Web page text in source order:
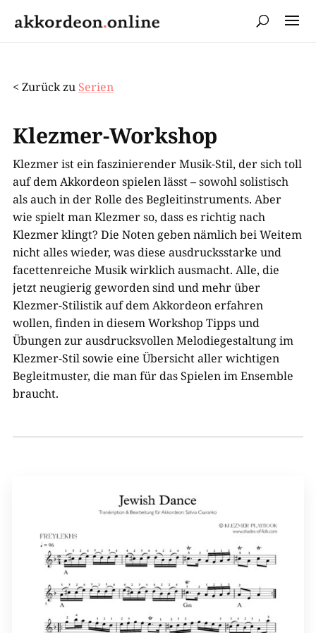
< Zurück zu Serien
Klezmer-​Workshop
Klezmer ist ein faszinierender Musik-​Stil, der sich toll
auf dem Akkordeon spielen lässt – sowohl solistisch
als auch in der Rolle des Begleitinstruments. Aber
wie spielt man Klezmer so, dass es richtig nach
Klezmer klingt? Die Noten geben nämlich bei Weitem
nicht alles wieder, was diese ausdrucksstarke und
facettenreiche Musik wirklich ausmacht. Alle, die
jetzt neugierig geworden sind und mehr über
Klezmer-​Stilistik auf dem Akkordeon erfahren
wollen, finden in diesem Workshop Tipps und
Übungen zur ausdrucksvollen Melodiegestaltung im
Klezmer-​Stil sowie eine Übersicht aller wichtigen
Begleitmuster, die man für das Spielen im Ensemble
braucht.